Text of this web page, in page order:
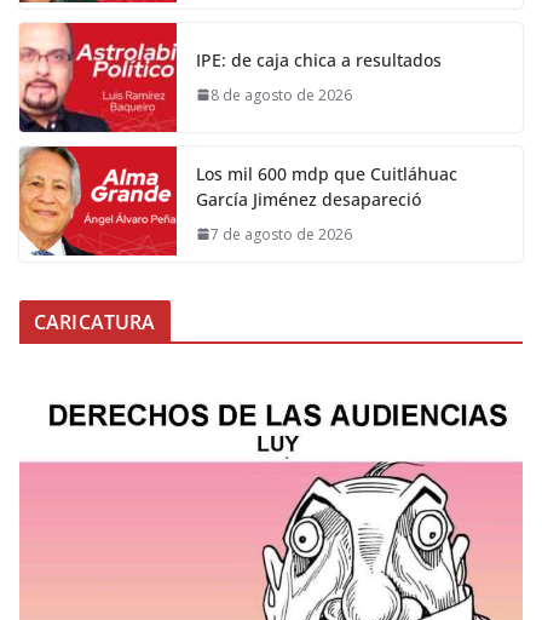
IPE: de caja chica a resultados
8 de agosto de 2026
Los mil 600 mdp que Cuitláhuac
García Jiménez desapareció
7 de agosto de 2026
CARICATURA